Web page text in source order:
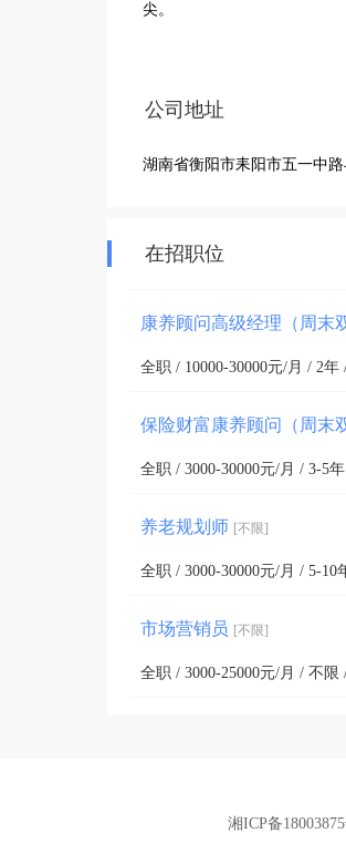
尖。
势，为代理人提供高成长、
公司地址
湖南省衡阳市耒阳市五一中
在招职位
康养顾问高级经理（周末
全职 / 10000-30000元/月 / 2年
保险财富康养顾问（周末
全职 / 3000-30000元/月 / 3-5
养老规划师 [不限]
全职 / 3000-30000元/月 / 5-10
市场营销员 [不限]
全职 / 3000-25000元/月 / 不限
湘ICP备